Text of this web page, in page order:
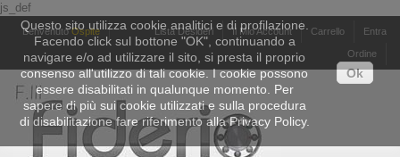
js_def
BenvenutoOspite Entra
Carrello
Il Mio Account
Lista Desideri
Ordine
Questo sito utilizza cookie analitici e di profilazione.
Facendo click sul bottone "OK", continuando a
navigare e/o ad utilizzare il sito, si presta il proprio
consenso all'utilizzo di tali cookie. I cookie possono
essere disabilitati in qualunque momento. Per
sapere di più sui cookie utilizzati e sulla procedura
di disabilitazione fare riferimento alla Privacy Policy.
Ok